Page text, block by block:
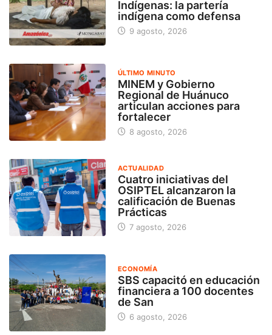
Indígenas: la partería
indígena como defensa
9 agosto, 2026
ÚLTIMO MINUTO
MINEM y Gobierno
Regional de Huánuco
articulan acciones para
fortalecer
8 agosto, 2026
ACTUALIDAD
Cuatro iniciativas del
OSIPTEL alcanzaron la
calificación de Buenas
Prácticas
7 agosto, 2026
ECONOMÍA
SBS capacitó en educación
financiera a 100 docentes
de San
6 agosto, 2026